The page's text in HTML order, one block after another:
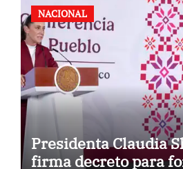
NACIONAL
Presidenta Claudia
firma decreto para